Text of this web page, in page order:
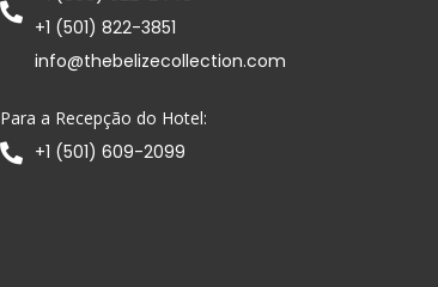
+1 (501) 822-3851
info@thebelizecollection.com
Para a Recepção do Hotel:
+1 (501) 609-2099